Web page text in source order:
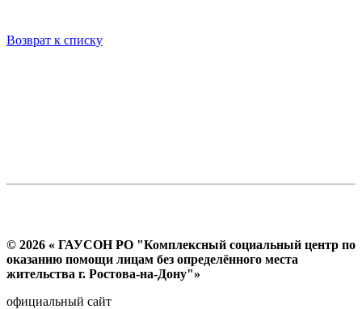
Возврат к списку
© 2026 « ГАУСОН РО "Комплексный социальный центр по
оказанию помощи лицам без определённого места
жительства г. Ростова-на-Дону"»
официальный сайт